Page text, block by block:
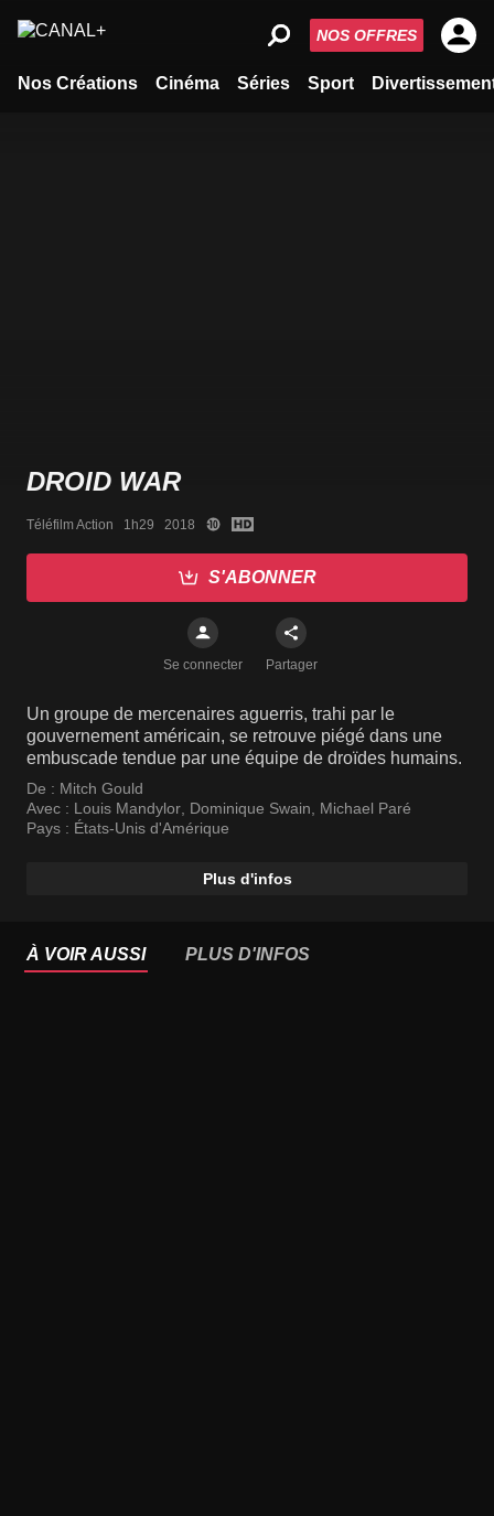
Nos Créations Cinéma Séries Sport
NOS OFFRES
DROID WAR
Téléfilm Action   1h29   2018
S'ABONNER
Se connecter Partager
Un groupe de mercenaires aguerris, trahi par le
gouvernement américain, se retrouve piégé dans une
embuscade tendue par une équipe de droïdes humains.
De : Mitch Gould
Avec : Louis Mandylor Dominique Swain
Michael Paré
Pays : États-Unis d'Amérique
Plus d'infos
À VOIR AUSSI PLUS D'INFOS